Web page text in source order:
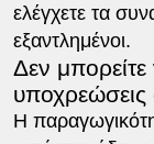
ελέγχετε τα
εξαντλημένοι.
Δεν
υποχρεώσεις
Η